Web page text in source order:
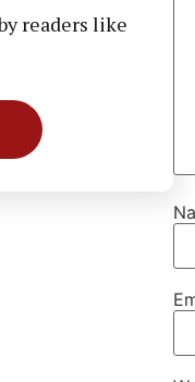
readers like